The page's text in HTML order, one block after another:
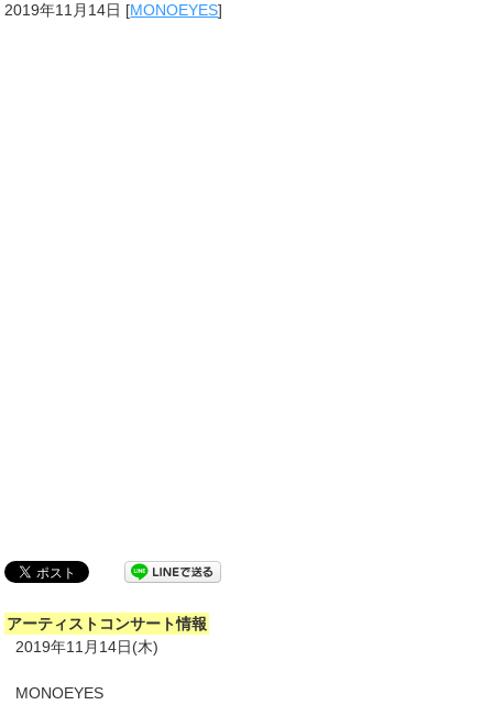
2019年11月14日 [MONOEYES]
アーティストコンサート情報
2019年11月14日(木)
MONOEYES